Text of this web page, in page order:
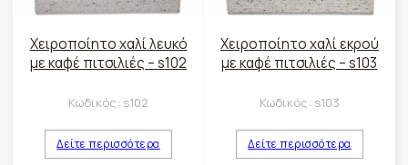
Χειροποίητο χαλί λευκό
με καφέ πιτσιλιές – s102
Κωδικός: s102
Δείτε περισσότερα
Χειροποίητο χαλί εκρού
με καφέ πιτσιλιές – s103
Κωδικός: s103
Δείτε περισσότερα